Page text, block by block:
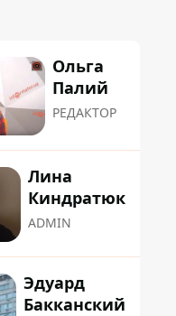
Ольга
Палий
РЕДАКТОР
Лина
Киндратюк
ADMIN
Эдуард
Бакканский